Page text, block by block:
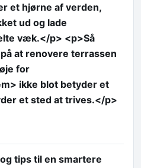
et hjørne af verden,
ud og lade
væk.</p> <p>Så
at renovere terrassen
for
ikke blot betyder et
et sted at trives.</p>
tips til en smartere